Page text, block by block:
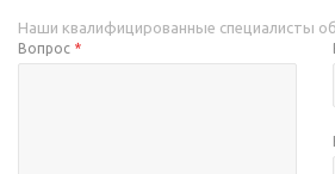
Наши квалифицированные специалисты
Вопрос *